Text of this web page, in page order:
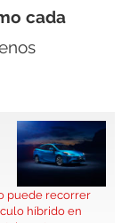
cada
puede recorrer
híbrido en